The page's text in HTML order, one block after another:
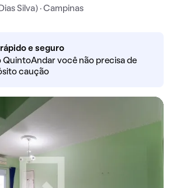
Silva) · Campinas
e seguro
QuintoAndar você não precisa de
caução